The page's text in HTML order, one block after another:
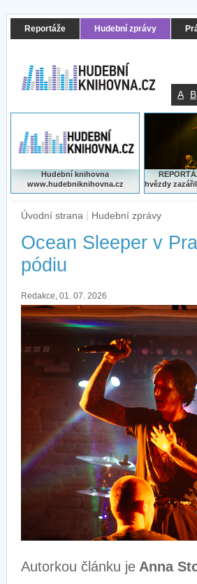
Reportáže Hudební zprávy
A B
Hudební knihovna
www.hudebniknihovna.cz
hvězdy
Úvodní strana | Hudební zprávy
Ocean Sleeper v
pódiu
Redakce, 01. 07. 2026
Autorkou článku je Anna